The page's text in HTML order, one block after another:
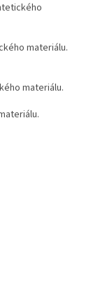
materiálu.
materiálu.